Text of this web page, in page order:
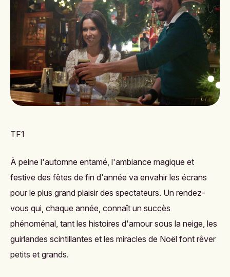
TF1
À peine l'automne entamé, l'ambiance magique et
festive des fêtes de fin d'année va envahir les écrans
pour le plus grand plaisir des spectateurs. Un rendez-
vous qui, chaque année, connaît un succès
phénoménal, tant les histoires d'amour sous la neige, les
guirlandes scintillantes et les miracles de Noël font rêver
petits et grands​.